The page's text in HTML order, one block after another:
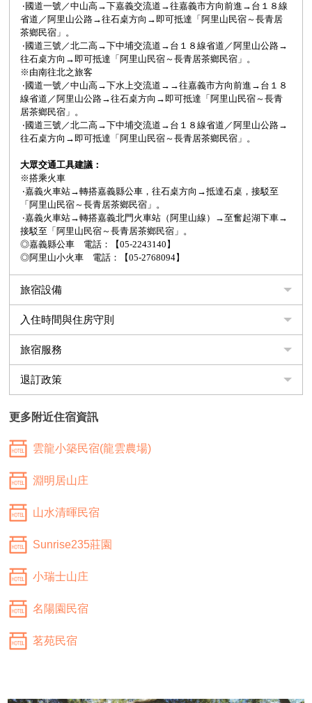
‧國道一號／中山高→下嘉義交流道→往嘉義市方向前進→台１８線
省道／阿里山公路→往石桌方向→即可抵達「阿里山民宿～長青居
茶鄉民宿」。
‧國道三號／北二高→下中埔交流道→台１８線省道／阿里山公路→
往石桌方向→即可抵達「阿里山民宿～長青居茶鄉民宿」。
※由南往北之旅客
‧國道一號／中山高→下水上交流道→→往嘉義市方向前進→台１８
線省道／阿里山公路→往石桌方向→即可抵達「阿里山民宿～長青
居茶鄉民宿」。
‧國道三號／北二高→下中埔交流道→台１８線省道／阿里山公路→
往石桌方向→即可抵達「阿里山民宿～長青居茶鄉民宿」。
大眾交通工具建議：
※搭乘火車
‧嘉義火車站→轉搭嘉義縣公車，往石桌方向→抵達石桌，接駁至
「阿里山民宿～長青居茶鄉民宿」。
‧嘉義火車站→轉搭嘉義北門火車站（阿里山線）→至奮起湖下車→
接駁至「阿里山民宿～長青居茶鄉民宿」。
◎嘉義縣公車 電話：【05-2243140】
◎阿里山小火車 電話：【05-2768094】
旅宿設備
入住時間與住房守則
旅宿服務
退訂政策
更多附近住宿資訊
雲龍小築民宿(龍雲農場)
淵明居山庄
山水清暉民宿
Sunrise235莊園
小瑞士山庄
名陽園民宿
茗苑民宿